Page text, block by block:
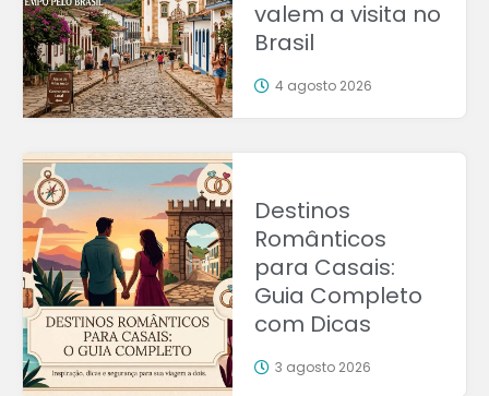
valem a visita no
Brasil
4 agosto 2026
Destinos
Românticos
para Casais:
Guia Completo
com Dicas
3 agosto 2026